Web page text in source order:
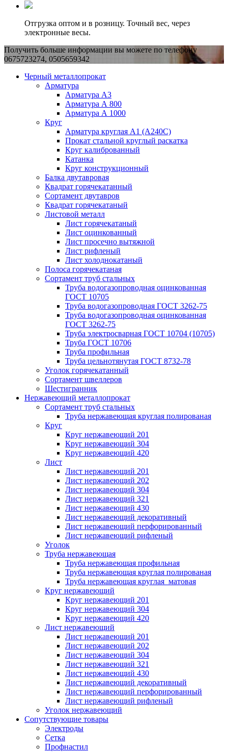
Отгрузка оптом и в розницу. Точный вес, через
электронные весы.
Получить больше информации вы можете по телефону
0675723274, 0505659342
Черный металлопрокат
Арматура
Арматура А3
Арматура А 800
Арматура А 1000
Круг
Арматура круглая А1 (А240C)
Прокат стальной круглый раскатка
Круг калиброванный
Катанка
Круг конструкционный
Балка двутавровая
Квадрат горячекатанный
Сортамент двутавров
Квадрат горячекатаный
Листовой металл
Лист горячекатаный
Лист оцинкованный
Лист просечно вытяжной
Лист рифленый
Лист холоднокатаный
Полоса горячекатаная
Сортамент труб стальных
Труба водогазопроводная оцинкованная
ГОСТ 10705
Труба водогазопроводная ГОСТ 3262-75
Труба водогазопроводная оцинкованная
ГОСТ 3262-75
Труба электросварная ГОСТ 10704 (10705)
Труба ГОСТ 10706
Труба профильная
Труба цельнотянутая ГОСТ 8732-78
Уголок горячекатанный
Сортамент швеллеров
Шестигранник
Нержавеющий металлопрокат
Сортамент труб стальных
Труба нержавеющая круглая полированая
Круг
Круг нержавеющий 201
Круг нержавеющий 304
Круг нержавеющий 420
Лист
Лист нержавеющий 201
Лист нержавеющий 202
Лист нержавеющий 304
Лист нержавеющий 321
Лист нержавеющий 430
Лист нержавеющий декоративный
Лист нержавеющий перфорированный
Лист нержавеющий рифленый
Уголок
Труба нержавеющая
Труба нержавеющая профильная
Труба нержавеющая круглая полированая
Труба нержавеющая круглая матовая
Круг нержавеющий
Круг нержавеющий 201
Круг нержавеющий 304
Круг нержавеющий 420
Лист нержавеющий
Лист нержавеющий 201
Лист нержавеющий 202
Лист нержавеющий 304
Лист нержавеющий 321
Лист нержавеющий 430
Лист нержавеющий декоративный
Лист нержавеющий перфорированный
Лист нержавеющий рифленый
Уголок нержавеющий
Cопутствующие товары
Электроды
Сетка
Профнастил